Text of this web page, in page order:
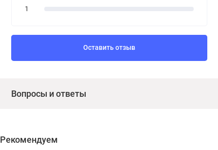
1
Оставить отзыв
Вопросы и ответы
Рекомендуем